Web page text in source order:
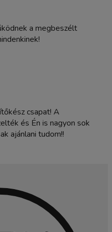
a megbeszélt
csapat! A
és Én is nagyon sok
ajánlani tudom!!